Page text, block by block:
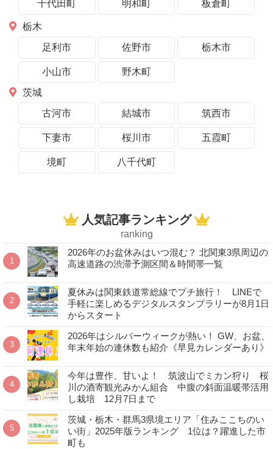
千代田町 明和町 板倉町
栃木
足利市
佐野市 栃木市
小山市
野木町
茨城
古河市
結城市 筑西市
下妻市 桜川市 五霞町
境町 八千代町
人気記事ランキング
ranking
2026年のお盆休みはいつ混む？ 北関東3県周辺の
高速道路の渋滞予測区間＆時間帯一覧
夏休みは関東鉄道常総線でプチ旅行！ LINEで
手軽に楽しめるデジタルスタンプラリーが8月1日
からスタート
2026年はシルバーウィークが熱い！ GW、お盆、
年末年始の連休数も紹介《早見カレンダーあり》
今年は豊作、甘いよ！ 筑波山でミカン狩り 桜
川の酒寄観光みかん組合 中腹の斜面温暖帯活用
し栽培 12月7日まで
茨城・栃木・群馬3県境エリア「住みここちのい
い街」2025年版ランキング 1位は？躍進した市
町も